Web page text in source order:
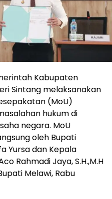
Kabupaten
Sintang melaksanakan
(MoU)
hukum di
negara. MoU
oleh Bupati
Yursa dan Kepala
Rahmadi Jaya, S.H.,M.H
Melawi, Rabu